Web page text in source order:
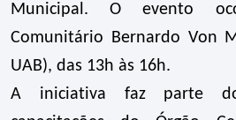
Municipal. O evento
Comunitário Bernardo Von
UAB), das 13h às 16h.
A iniciativa faz parte